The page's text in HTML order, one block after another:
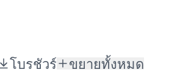
โบรชัวร์ ขยายทั้งหมด